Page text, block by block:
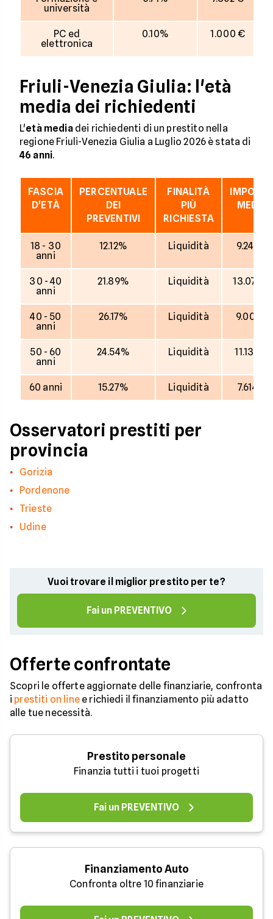
università
PC ed
elettronica
0.10% 1.000 €
Friuli-Venezia Giulia: l'età
media dei richiedenti
L'età mediadei richiedenti di un prestito nella
regione Friuli-Venezia Giulia a Luglio 2026 è stata di
46 anni.
FASCIA
D'ETÀ
PERCENTUALE
DEI
PREVENTIVI
FINALITÀ
PIÙ
RICHIESTA
MEDIO
18 - 30
anni
12.12% Liquidità 9.247 €
30 - 40
anni
21.89% Liquidità 13.070 €
40 - 50
anni
26.17% Liquidità 9.001 €
50 - 60
anni
24.54% Liquidità 11.138 €
60 anni 15.27% Liquidità 7.614 €
Osservatori prestiti per
provincia
Gorizia
Pordenone
Trieste
Udine
Vuoi trovare il miglior prestito per te?
Fai un PREVENTIVO
Offerte confrontate
Scopri le offerte aggiornate delle finanziarie, confronta
i prestiti on linee richiedi il finanziamento più adatto
alle tue necessità.
Prestito personale
Finanzia tutti i tuoi progetti
Fai un PREVENTIVO
Finanziamento Auto
Confronta oltre 10 finanziarie